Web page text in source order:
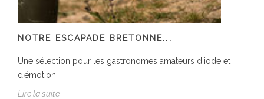
NOTRE ESCAPADE BRETONNE...
Une sélection pour les gastronomes amateurs d’iode et
d’émotion
Lire la suite